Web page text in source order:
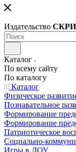
Издательство
Каталог
По всему сайту
По каталогу
Каталог
Физическое
Познавательное
Формирование
Формирование
Патриотическое
Социально-
Игры в ДОУ